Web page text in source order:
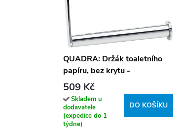
QUADRA: Držák toaletního
papíru, bez krytu -
169112042
509 Kč
Skladem u
dodavatele
(expedice do 1
týdne)
DO KOŠÍKU